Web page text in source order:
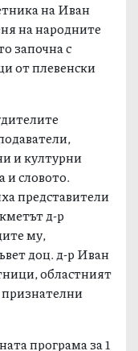
на Иван
на народните
започна с
от плевенски
и културни
и словото.
представители
д-р
му,
доц. д-р Иван
областният